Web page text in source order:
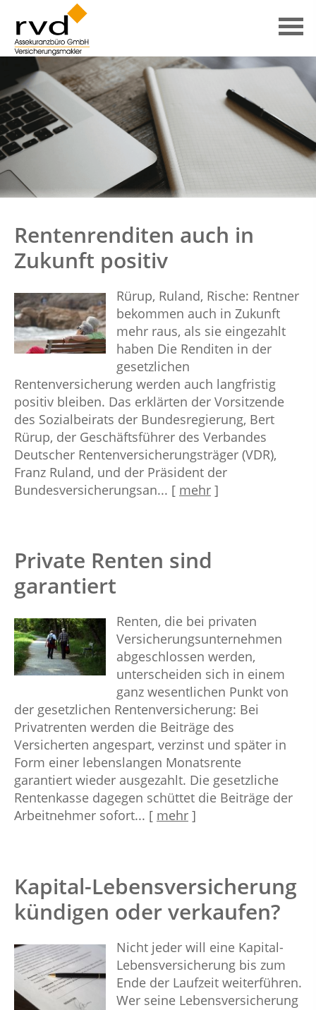
Rentenrenditen auch in
Zukunft positiv
Rürup, Ruland, Rische: Rentner
bekommen auch in Zukunft
mehr raus, als sie eingezahlt
haben Die Renditen in der
gesetzlichen
Rentenversicherung werden auch langfristig
positiv bleiben. Das erklärten der Vorsitzende
des Sozialbeirats der Bundesregierung, Bert
Rürup, der Geschäftsführer des Verbandes
Deutscher Rentenversicherungsträger (VDR),
Franz Ruland, und der Präsident der
Bundesversicherungsan... [ mehr ]
Private Renten sind
garantiert
Renten, die bei privaten
Versicherungsunternehmen
abgeschlossen werden,
unterscheiden sich in einem
ganz wesentlichen Punkt von
der gesetzlichen Rentenversicherung: Bei
Privatrenten werden die Beiträge des
Versicherten angespart, verzinst und später in
Form einer lebenslangen Monatsrente
garantiert wieder ausgezahlt. Die gesetzliche
Rentenkasse dagegen schüttet die Beiträge der
Arbeitnehmer sofort... [ mehr ]
Kapital-Lebensversicherung
kündigen oder verkaufen?
Nicht jeder will eine Kapital-
Lebensversicherung bis zum
Ende der Laufzeit weiterführen.
Wer seine Lebensversicherung